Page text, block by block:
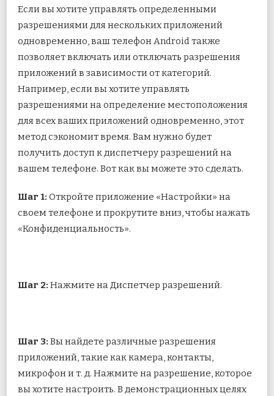
Если вы хотите управлять определенными
разрешениями для нескольких приложений
одновременно, ваш телефон Android также
позволяет включать или отключать разрешения
приложений в зависимости от категорий.
Например, если вы хотите управлять
разрешениями на определение местоположения
для всех ваших приложений одновременно, этот
метод сэкономит время. Вам нужно будет
получить доступ к диспетчеру разрешений на
вашем телефоне. Вот как вы можете это сделать.
Шаг 1: Откройте приложение «Настройки» на
своем телефоне и прокрутите вниз, чтобы нажать
«Конфиденциальность».
Шаг 2: Нажмите на Диспетчер разрешений.
Шаг 3: Вы найдете различные разрешения
приложений, такие как камера, контакты,
микрофон и т. д. Нажмите на разрешение, которое
вы хотите настроить. В демонстрационных целях